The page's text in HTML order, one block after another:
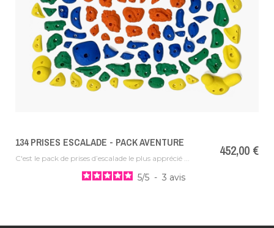
134 PRISES ESCALADE - PACK AVENTURE
C'est le pack de prises d’escalade le plus apprécié ...
Prix
452,00 €
5/5 - 3 avis